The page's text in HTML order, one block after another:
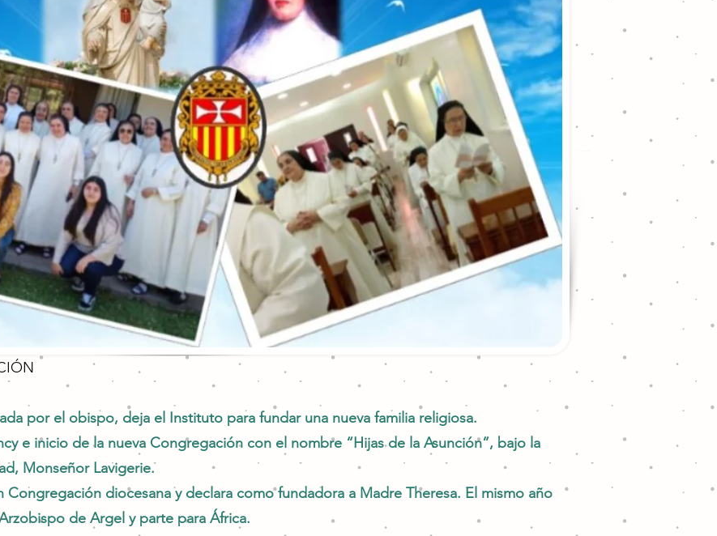
por el obispo, deja el Instituto para fundar una nueva familia religiosa.
e inicio de la nueva Congregación con el nombre “Hijas de la Asunción”, bajo la
Monseñor Lavigerie.
diocesana y declara como fundadora a Madre Theresa. El mismo año
de Argel y parte para África.